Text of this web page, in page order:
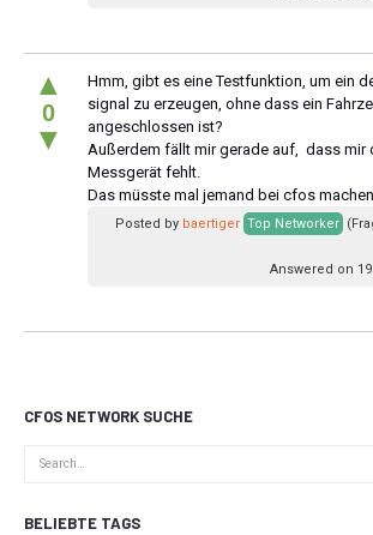
▲
0
▼
Hmm, gibt es eine Testfunktion, um ein
signal zu erzeugen, ohne dass ein
angeschlossen ist?
Außerdem fällt mir gerade auf, dass mir
Messgerät fehlt.
Das müsste mal jemand bei cfos machen.
Posted by baertiger Top Networker
Answered on
CFOS NETWORK SUCHE
BELIEBTE TAGS